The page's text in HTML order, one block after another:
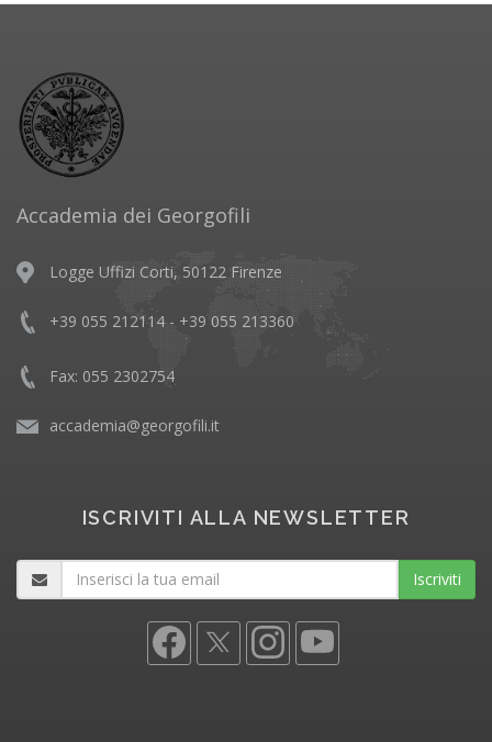
Accademia dei Georgofili
Logge Uffizi Corti, 50122 Firenze
+39 055 212114 - +39 055 213360
Fax: 055 2302754
accademia@georgofili.it
ISCRIVITI ALLA NEWSLETTER
Iscriviti